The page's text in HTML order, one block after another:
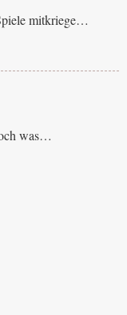
mitkriege…
was…